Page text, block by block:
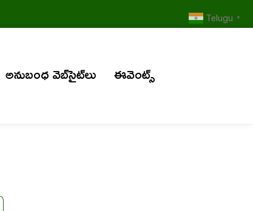
అనుబంధ వెబ్‌సైట్‌లు
ఈవెంట్స్
Telugu ▼